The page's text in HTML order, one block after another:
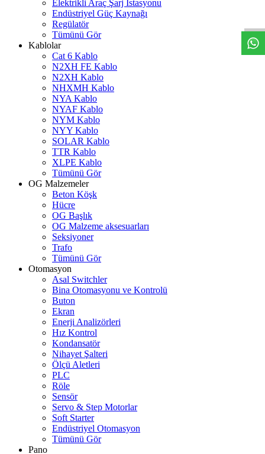
Elektrikli Araç Şarj İstasyonu
Endüstriyel Güç Kaynağı
Regülatör
Tümünü Gör
Kablolar
Cat 6 Kablo
N2XH FE Kablo
N2XH Kablo
NHXMH Kablo
NYA Kablo
NYAF Kablo
NYM Kablo
NYY Kablo
SOLAR Kablo
TTR Kablo
XLPE Kablo
Tümünü Gör
OG Malzemeler
Beton Köşk
Hücre
OG Başlık
OG Malzeme aksesuarları
Seksiyoner
Trafo
Tümünü Gör
Otomasyon
Asal Switchler
Bina Otomasyonu ve Kontrolü
Buton
Ekran
Enerji Analizörleri
Hız Kontrol
Kondansatör
Nihayet Şalteri
Ölçü Aletleri
PLC
Röle
Sensör
Servo & Step Motorlar
Soft Starter
Endüstriyel Otomasyon
Tümünü Gör
Pano